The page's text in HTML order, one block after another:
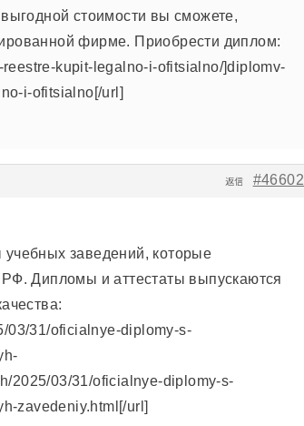
стоимости вы сможете,
фирме. Приобрести диплом:
kupit-legalno-i-ofitsialno/]diplomv-
i-ofitsialno[/url]
#46602
返信
заведений, которые
Дипломы и аттестаты выпускаются
03/31/oficialnye-diplomy-s-
2025/03/31/oficialnye-diplomy-s-
zavedeniy.html[/url]